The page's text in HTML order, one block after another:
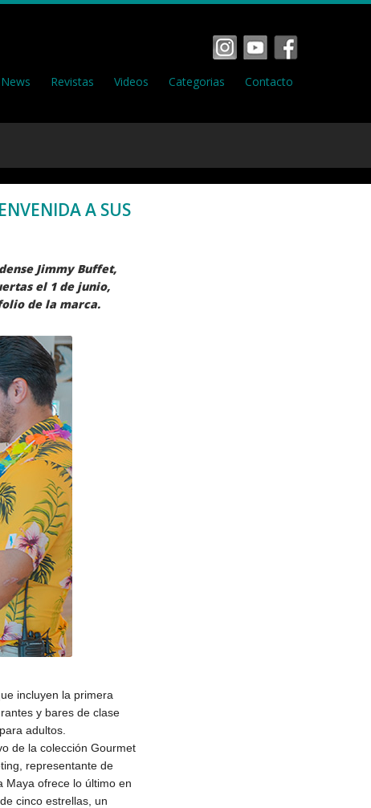
News Revistas Videos Categorias Contacto
A SUS
Jimmy Buffet,
el 1 de junio,
de la marca.
incluyen la primera
y bares de clase
adultos.
de la colección Gourmet
representante de
Maya ofrece lo último en
cinco estrellas, un